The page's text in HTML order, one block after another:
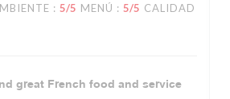
: 5/5 MENÚ : 5/5 CALIDAD
great French food and service